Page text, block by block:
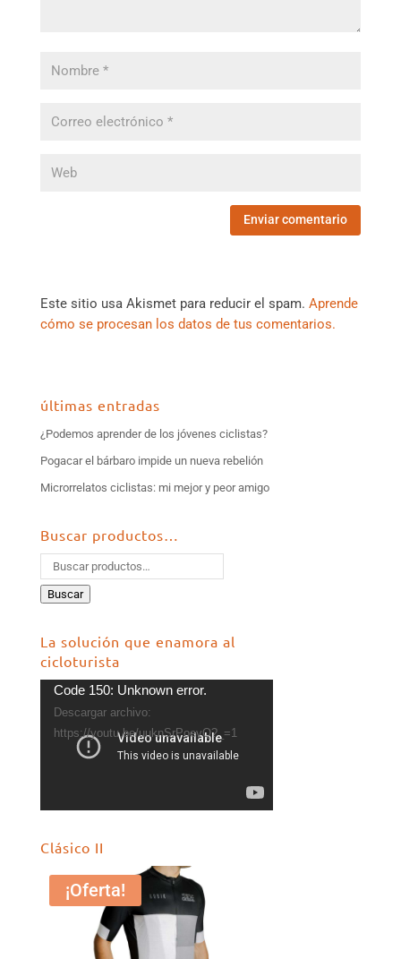
Este sitio usa Akismet para reducir el spam. Aprende
cómo se procesan los datos de tus comentarios.
últimas entradas
¿Podemos aprender de los jóvenes ciclistas?
Pogacar el bárbaro impide un nueva rebelión
Microrrelatos ciclistas: mi mejor y peor amigo
Buscar productos…
Buscar
La solución que enamora al
cicloturista
Reproductor
vídeo
Code 150: Unknown error.
Descargar archivo:
https://youtu.be/uuknSrPoevQ?_=1
Clásico II
¡Oferta!